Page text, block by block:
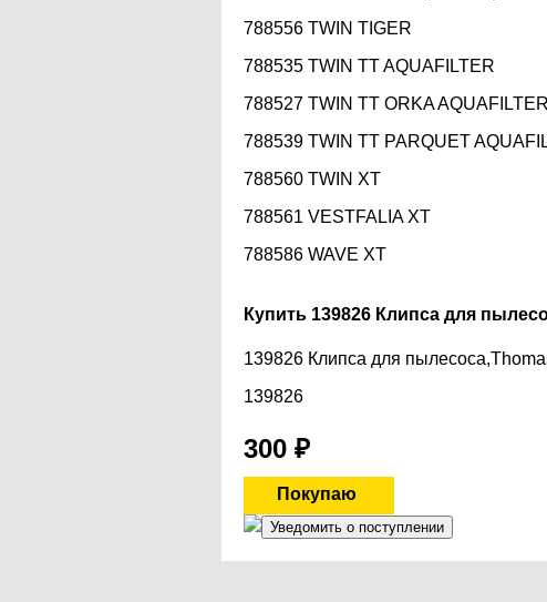
788556 TWIN TIGER
788535 TWIN TT AQUAFILTER
788527 TWIN TT ORKA AQUAFILTER
788539 TWIN TT PARQUET
788560 TWIN XT
788561 VESTFALIA XT
788586 WAVE XT
Купить 139826 Клипса для
139826 Клипса для
139826
300 ₽
Уведомить о поступлении